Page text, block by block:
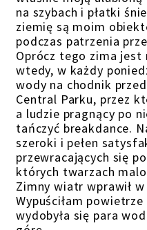
na szybach i płatki
ziemię są moim
podczas patrzenia
Oprócz tego zima jest
wtedy, w każdy
wody na chodnik
Central Parku, przez
a ludzie pragnący po
tańczyć breakdance.
szeroki i pełen
przewracających się
których twarzach
Zimny wiatr wprawił w
Wypuściłam
wydobyła się para